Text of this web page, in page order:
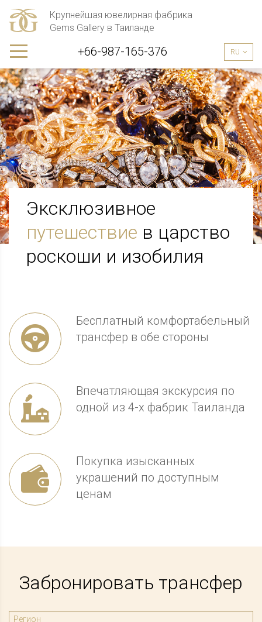
Крупнейшая ювелирная фабрика
Gems Gallery в Таиланде
+66-987-165-376 RU
путешествие в царство
роскоши и изобилия
Бесплатный комфортабельный
трансфер в обе стороны
Впечатляющая экскурсия по
одной из 4-х фабрик Таиланда
Покупка изысканных
украшений по доступным
ценам
Забронировать трансфер
Регион